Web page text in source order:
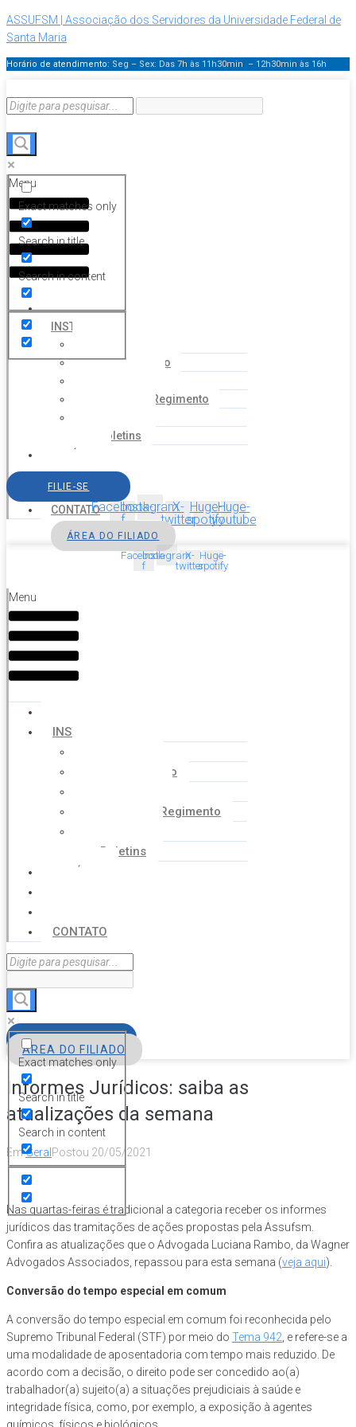
ASSUFSM | Associação dos Servidores da Universidade Federal de
Santa Maria
Horário de atendimento: Seg – Sex: Das 7h às 11h30min – 12h30min às 16h
Exact matches only
Search in title
Search in content
Menu
HOME
INSTITUCIONAL
Coordenação
Estatuto e Regimento
Boletins
SERVIÇOS
AGENDA
CONTATO
FILIE-SE
Facebook-
f
InstagramX-
twitter
Huge-
spotify
Huge-
youtube
ÁREA DO FILIADO
Facebook-
f
InstagramX-
twitter
Huge-
spotify
Menu
INSTITUCIONAL
Coordenação
Estatuto e Regimento
Boletins
NOTÍCIAS
CONTATO
Exact matches only
Search in title
Search in content
ÁREA DO FILIADO
Informes Jurídicos: saiba as
atualizações da semana
EmGeral Postou 20/05/2021
Nas quartas-feiras é tradicional a categoria receber os informes
jurídicos das tramitações de ações propostas pela Assufsm.
Confira as atualizações que o Advogada Luciana Rambo, da Wagner
Advogados Associados, repassou para esta semana (veja aqui).
Conversão do tempo especial em comum
A conversão do tempo especial em comum foi reconhecida pelo
Supremo Tribunal Federal (STF) por meio do Tema 942 , e refere-se a
uma modalidade de aposentadoria com tempo mais reduzido. De
acordo com a decisão, o direito pode ser concedido ao(a)
trabalhador(a) sujeito(a) a situações prejudiciais à saúde e
integridade física, como, por exemplo, a exposição à agentes
químicos, físicos e biológicos.